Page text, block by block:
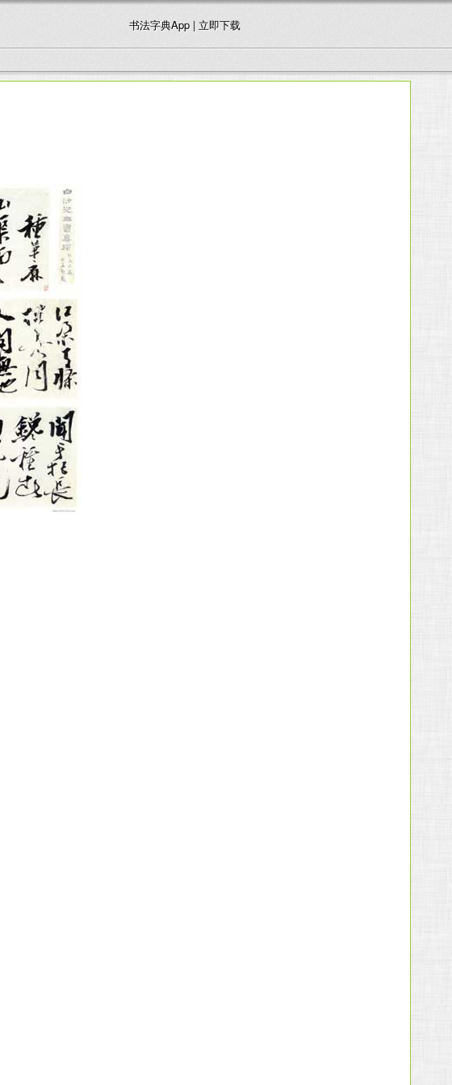
书法字典App | 立即下载